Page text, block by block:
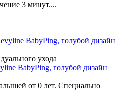
3 минут....
ухода
BabyPing, голубой дизайн
от 0 лет. Специально